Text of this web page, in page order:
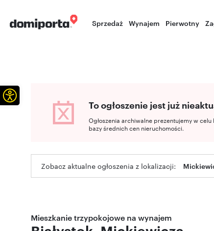
Sprzedaż Wynajem Pierwotny
To ogłoszenie jest już
Ogłoszenia archiwalne prezentujemy w
bazy średnich cen nieruchomości.
Zobacz aktualne ogłoszenia z lokalizacji:
Mieszkanie trzypokojowe na wynajem
Otwórz pasek narzędzi